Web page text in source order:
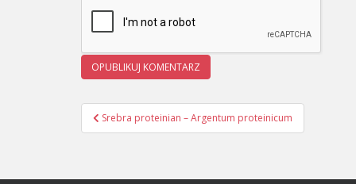
Nawigacja wpisu
Srebra proteinian – Argentum proteinicum